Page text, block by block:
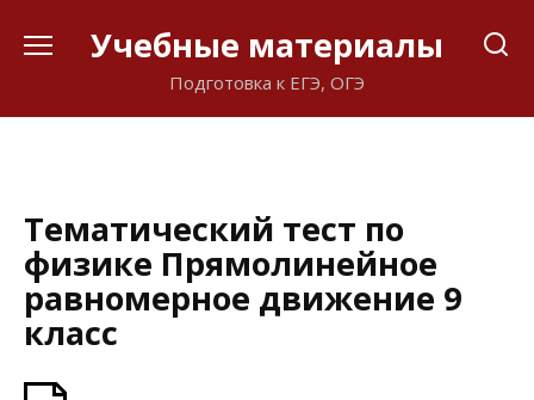
Учебные материалы
Подготовка к ЕГЭ, ОГЭ
Тематический тест по
физике Прямолинейное
равномерное движение 9
класс